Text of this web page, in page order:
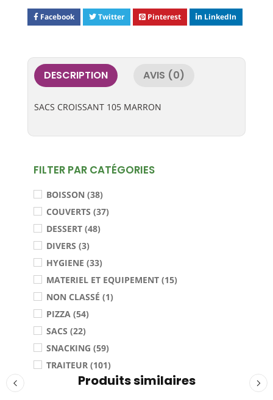
FILTER PAR CATÉGORIES
BOISSON (38)
COUVERTS (37)
DESSERT (48)
DIVERS (3)
HYGIENE (33)
MATERIEL ET EQUIPEMENT (15)
NON CLASSÉ (1)
PIZZA (54)
SACS (22)
SNACKING (59)
TRAITEUR (101)
Facebook Twitter Pinterest LinkedIn
DESCRIPTION AVIS (0)
SACS CROISSANT 105 MARRON
Produits similaires